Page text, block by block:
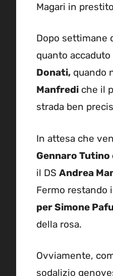
Magari in
Dopo settimane
quanto
Donati, quando
Manfredi che il
strada ben
In attesa che
Gennaro Tutino
il DS Andrea
Fermo restando
per Simone
della rosa.
Ovviamente,
sodalizio